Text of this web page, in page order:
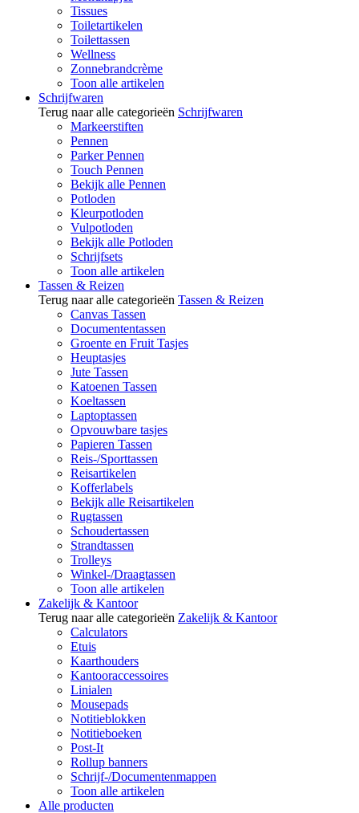
Tissues
Toiletartikelen
Toilettassen
Wellness
Zonnebrandcrème
Toon alle artikelen
Schrijfwaren
Terug naar alle categorieën Schrijfwaren
Markeerstiften
Pennen
Parker Pennen
Touch Pennen
Bekijk alle Pennen
Potloden
Kleurpotloden
Vulpotloden
Bekijk alle Potloden
Schrijfsets
Toon alle artikelen
Tassen & Reizen
Terug naar alle categorieën Tassen & Reizen
Canvas Tassen
Documententassen
Groente en Fruit Tasjes
Heuptasjes
Jute Tassen
Katoenen Tassen
Koeltassen
Laptoptassen
Opvouwbare tasjes
Papieren Tassen
Reis-/Sporttassen
Reisartikelen
Kofferlabels
Bekijk alle Reisartikelen
Rugtassen
Schoudertassen
Strandtassen
Trolleys
Winkel-/Draagtassen
Toon alle artikelen
Zakelijk & Kantoor
Terug naar alle categorieën Zakelijk & Kantoor
Calculators
Etuis
Kaarthouders
Kantooraccessoires
Linialen
Mousepads
Notitieblokken
Notitieboeken
Post-It
Rollup banners
Schrijf-/Documentenmappen
Toon alle artikelen
Alle producten